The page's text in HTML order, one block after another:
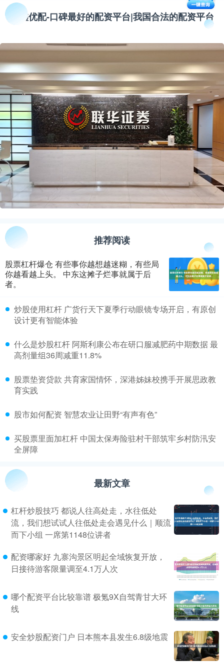
金鑫优配-口碑最好的配资平台|我国合法的配资平台
推荐阅读
股票杠杆爆仓 有些事你越想越迷糊，有些局
你越看越上头。 中东这摊子烂事就属于后
者。
​炒股使用杠杆 广货行天下夏季行动眼镜专场开启，有原创
设计更有智能体验
​什么是炒股杠杆 阿斯利康公布在研口服减肥药中期数据 最
高剂量组36周减重11.8%
​股票垫资贷款 共育家国情怀，深港姊妹校携手开展思政教
育实践
​股市如何配资 智慧农业让田野“有声有色”
​买股票里面加杠杆 中国太保寿险驻村干部筑牢乡村防汛安
全屏障
最新文章
杠杆炒股技巧 都说人往高处走，水往低处
流，我们想试试人往低处走会遇见什么｜顺流
而下小组 一席第1148位讲者
配资哪家好 九寨沟景区明起全域恢复开放，
日接待游客限量调至4.1万人次
哪个配资平台比较靠谱 极氪9X自驾青甘大环
线
安全炒股配资门户 日本熊本县发生6.8级地震